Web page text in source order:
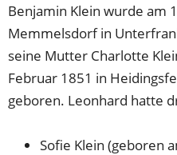
Benjamin Klein wurde am
Memmelsdorf in
seine Mutter Charlotte
Februar 1851 in
geboren. Leonhard hatte
Sofie Klein (geboren